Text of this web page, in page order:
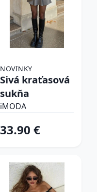
NOVINKY
Sivá kraťasová
sukňa
iMODA
33.90 €